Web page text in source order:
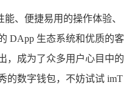
、便捷易用的操作体验、
DApp 生态系统和优质的客
，成为了众多用户心目中的
的数字钱包，不妨试试 imT